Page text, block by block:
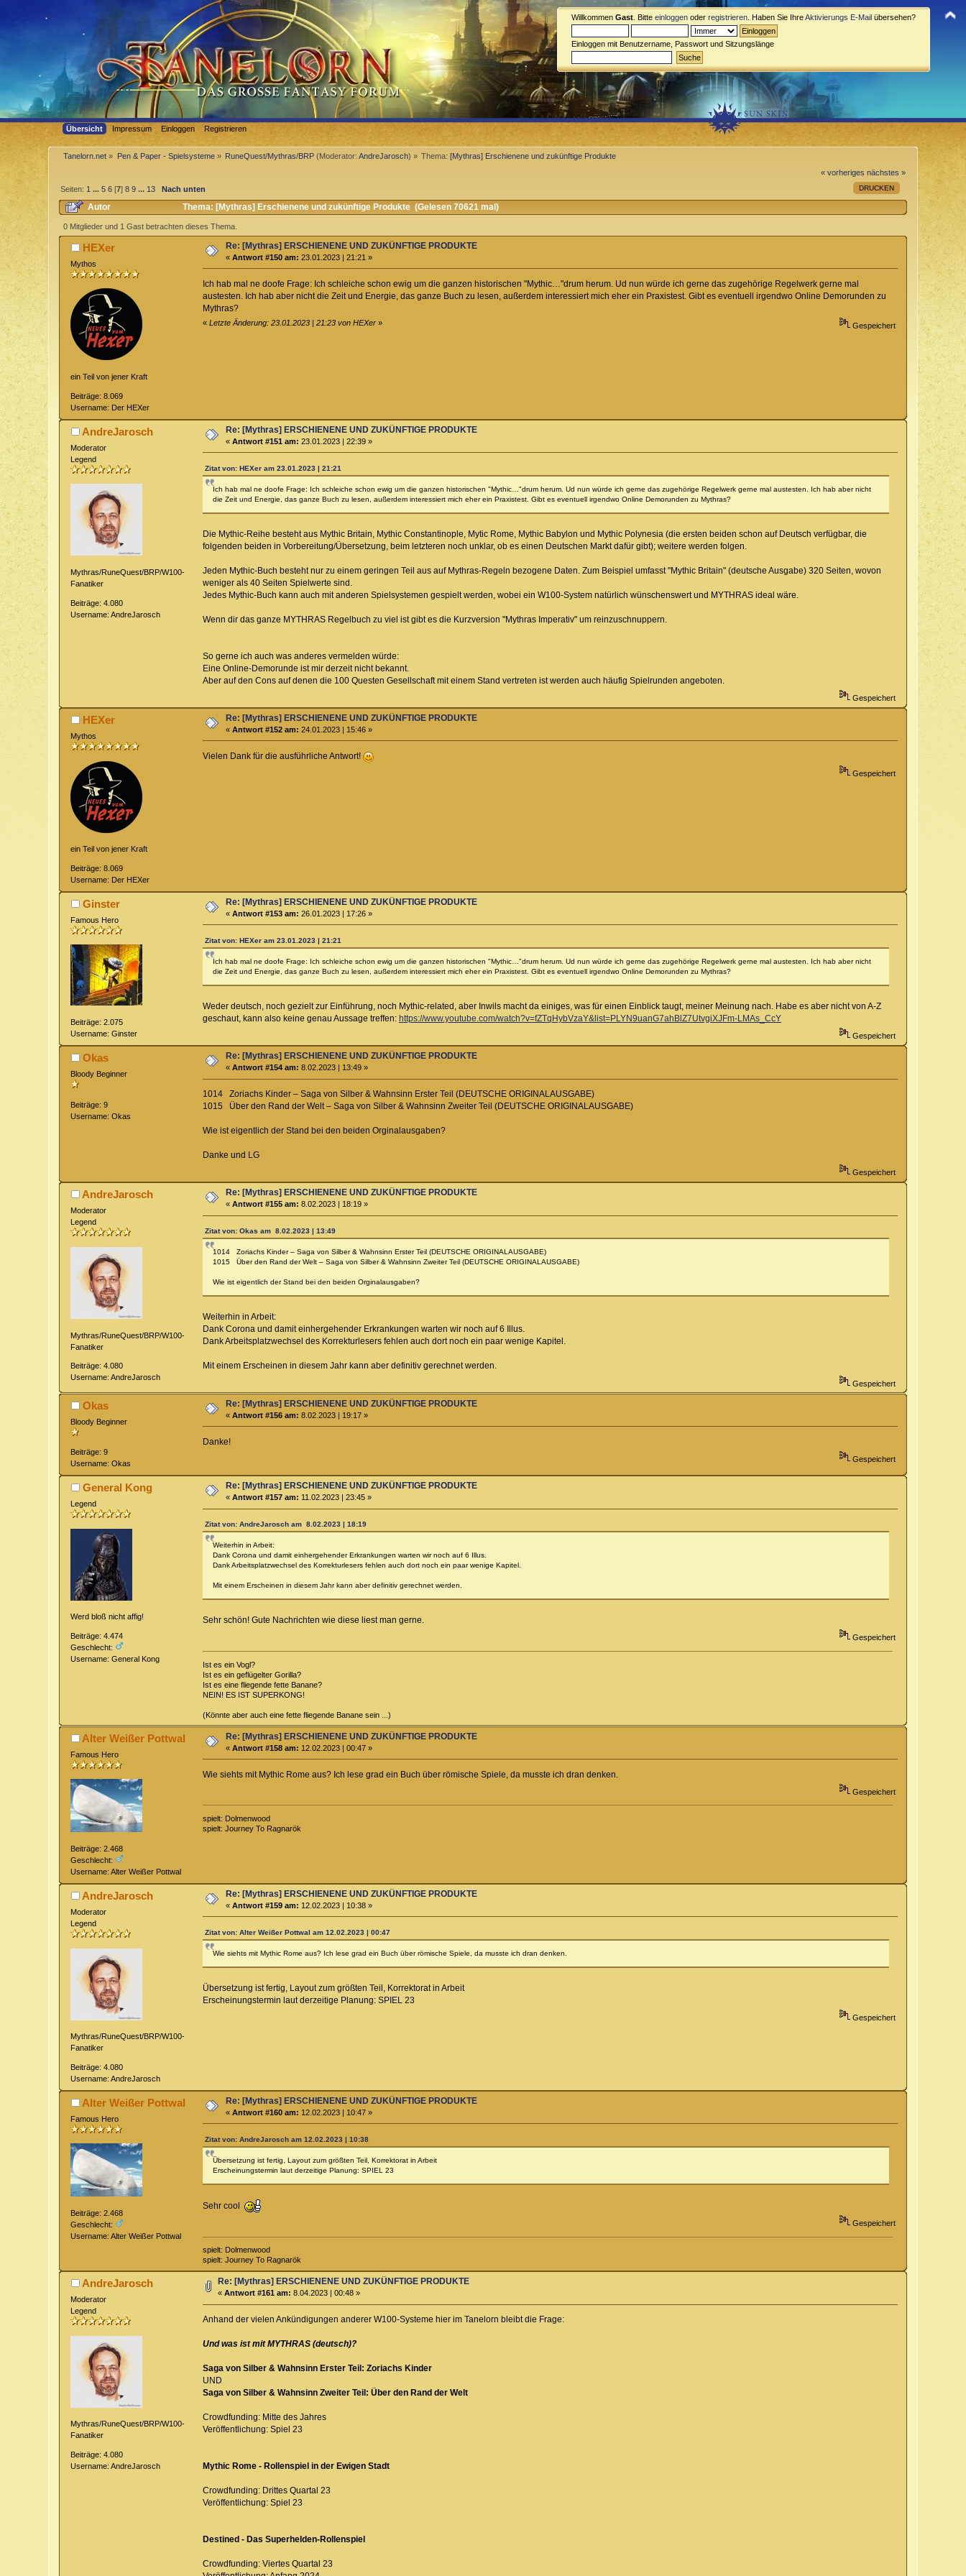
Willkommen Gast . Bitte einloggen oder registrieren . Haben Sie IhreAktivierungs E-Mail übersehen?
Einloggen mit Benutzername, Passwort und Sitzungslänge
Übersicht Impressum Einloggen Registrieren
Tanelorn.net » Pen & Paper - Spielsysteme» RuneQuest/Mythras/BRP (Moderator:AndreJarosch) » Thema:[Mythras] Erschienene und zukünftige Produkte
« vorheriges nächstes »
DRUCKEN
Seiten: 1 ...5 6 [7]8 9 ... 13 Nach unten
Autor Thema: [Mythras] Erschienene und zukünftige Produkte (Gelesen 70621 mal)
0 Mitglieder und 1 Gast betrachten dieses Thema.
HEXer
Mythos
ein Teil von jener Kraft
Beiträge: 8.069
Username: Der HEXer
Re: [Mythras] ERSCHIENENE UND ZUKÜNFTIGE PRODUKTE
«Antwort #150 am: 23.01.2023 | 21:21 »
Ich hab mal ne doofe Frage: Ich schleiche schon ewig um die ganzen historischen "Mythic…"drum herum. Ud nun würde ich gerne das zugehörige Regelwerk gerne mal
austesten. Ich hab aber nicht die Zeit und Energie, das ganze Buch zu lesen, außerdem interessiert mich eher ein Praxistest. Gibt es eventuell irgendwo Online Demorunden zu
Mythras?
« Letzte Änderung: 23.01.2023 | 21:23 von HEXer» Gespeichert
AndreJarosch
Moderator
Legend
Mythras/RuneQuest/BRP/W100-
Fanatiker
Beiträge: 4.080
Username: AndreJarosch
Re: [Mythras] ERSCHIENENE UND ZUKÜNFTIGE PRODUKTE
«Antwort #151 am: 23.01.2023 | 22:39 »
Zitat von: HEXer am 23.01.2023 | 21:21
Ich hab mal ne doofe Frage: Ich schleiche schon ewig um die ganzen historischen "Mythic…"drum herum. Ud nun würde ich gerne das zugehörige Regelwerk gerne mal austesten. Ich hab aber nicht
die Zeit und Energie, das ganze Buch zu lesen, außerdem interessiert mich eher ein Praxistest. Gibt es eventuell irgendwo Online Demorunden zu Mythras?
Die Mythic-Reihe besteht aus Mythic Britain, Mythic Constantinople, Mytic Rome, Mythic Babylon und Mythic Polynesia (die ersten beiden schon auf Deutsch verfügbar, die
folgenden beiden in Vorbereitung/Übersetzung, beim letzteren noch unklar, ob es einen Deutschen Markt dafür gibt); weitere werden folgen.
Jeden Mythic-Buch besteht nur zu einem geringen Teil aus auf Mythras-Regeln bezogene Daten. Zum Beispiel umfasst "Mythic Britain" (deutsche Ausgabe) 320 Seiten, wovon
weniger als 40 Seiten Spielwerte sind.
Jedes Mythic-Buch kann auch mit anderen Spielsystemen gespielt werden, wobei ein W100-System natürlich wünschenswert und MYTHRAS ideal wäre.
Wenn dir das ganze MYTHRAS Regelbuch zu viel ist gibt es die Kurzversion "Mythras Imperativ" um reinzuschnuppern.
So gerne ich auch was anderes vermelden würde:
Eine Online-Demorunde ist mir derzeit nicht bekannt.
Aber auf den Cons auf denen die 100 Questen Gesellschaft mit einem Stand vertreten ist werden auch häufig Spielrunden angeboten.
Gespeichert
HEXer
Mythos
ein Teil von jener Kraft
Beiträge: 8.069
Username: Der HEXer
Re: [Mythras] ERSCHIENENE UND ZUKÜNFTIGE PRODUKTE
«Antwort #152 am: 24.01.2023 | 15:46 »
Vielen Dank für die ausführliche Antwort!
Gespeichert
Ginster
Famous Hero
Beiträge: 2.075
Username: Ginster
Re: [Mythras] ERSCHIENENE UND ZUKÜNFTIGE PRODUKTE
«Antwort #153 am: 26.01.2023 | 17:26 »
Zitat von: HEXer am 23.01.2023 | 21:21
Ich hab mal ne doofe Frage: Ich schleiche schon ewig um die ganzen historischen "Mythic…"drum herum. Ud nun würde ich gerne das zugehörige Regelwerk gerne mal austesten. Ich hab aber nicht
die Zeit und Energie, das ganze Buch zu lesen, außerdem interessiert mich eher ein Praxistest. Gibt es eventuell irgendwo Online Demorunden zu Mythras?
Weder deutsch, noch gezielt zur Einführung, noch Mythic-related, aber Inwils macht da einiges, was für einen Einblick taugt, meiner Meinung nach. Habe es aber nicht von A-Z
geschaut, kann also keine genau Aussage treffen: https://www.youtube.com/watch?v=fZTqHybVzaY&list=PLYN9uanG7ahBlZ7UtvgiXJFm-LMAs_CcY
Gespeichert
Okas
Bloody Beginner
Beiträge: 9
Username: Okas
Re: [Mythras] ERSCHIENENE UND ZUKÜNFTIGE PRODUKTE
«Antwort #154 am: 8.02.2023 | 13:49 »
1014 Zoriachs Kinder – Saga von Silber & Wahnsinn Erster Teil (DEUTSCHE ORIGINALAUSGABE)
1015 Über den Rand der Welt – Saga von Silber & Wahnsinn Zweiter Teil (DEUTSCHE ORIGINALAUSGABE)
Wie ist eigentlich der Stand bei den beiden Orginalausgaben?
Danke und LG
Gespeichert
AndreJarosch
Moderator
Legend
Mythras/RuneQuest/BRP/W100-
Fanatiker
Beiträge: 4.080
Username: AndreJarosch
Re: [Mythras] ERSCHIENENE UND ZUKÜNFTIGE PRODUKTE
«Antwort #155 am: 8.02.2023 | 18:19 »
Zitat von: Okas am 8.02.2023 | 13:49
1014 Zoriachs Kinder – Saga von Silber & Wahnsinn Erster Teil (DEUTSCHE ORIGINALAUSGABE)
1015 Über den Rand der Welt – Saga von Silber & Wahnsinn Zweiter Teil (DEUTSCHE ORIGINALAUSGABE)
Wie ist eigentlich der Stand bei den beiden Orginalausgaben?
Weiterhin in Arbeit:
Dank Corona und damit einhergehender Erkrankungen warten wir noch auf 6 Illus.
Dank Arbeitsplatzwechsel des Korrekturlesers fehlen auch dort noch ein paar wenige Kapitel.
Mit einem Erscheinen in diesem Jahr kann aber definitiv gerechnet werden.
Gespeichert
Okas
Bloody Beginner
Beiträge: 9
Username: Okas
Re: [Mythras] ERSCHIENENE UND ZUKÜNFTIGE PRODUKTE
«Antwort #156 am: 8.02.2023 | 19:17 »
Danke!
Gespeichert
General Kong
Legend
Werd bloß nicht affig!
Beiträge: 4.474
Geschlecht:
Username: General Kong
Re: [Mythras] ERSCHIENENE UND ZUKÜNFTIGE PRODUKTE
«Antwort #157 am: 11.02.2023 | 23:45 »
Zitat von: AndreJarosch am 8.02.2023 | 18:19
Weiterhin in Arbeit:
Dank Corona und damit einhergehender Erkrankungen warten wir noch auf 6 Illus.
Dank Arbeitsplatzwechsel des Korrekturlesers fehlen auch dort noch ein paar wenige Kapitel.
Mit einem Erscheinen in diesem Jahr kann aber definitiv gerechnet werden.
Sehr schön! Gute Nachrichten wie diese liest man gerne.
Gespeichert
Ist es ein Vogl?
Ist es ein geflügelter Gorilla?
Ist es eine fliegende fette Banane?
NEIN! ES IST SUPERKONG!
(Könnte aber auch eine fette fliegende Banane sein ...)
Alter Weißer Pottwal
Famous Hero
Beiträge: 2.468
Geschlecht:
Username: Alter Weißer Pottwal
Re: [Mythras] ERSCHIENENE UND ZUKÜNFTIGE PRODUKTE
«Antwort #158 am: 12.02.2023 | 00:47 »
Wie siehts mit Mythic Rome aus? Ich lese grad ein Buch über römische Spiele, da musste ich dran denken.
Gespeichert
spielt: Dolmenwood
spielt: Journey To Ragnarök
AndreJarosch
Moderator
Legend
Mythras/RuneQuest/BRP/W100-
Fanatiker
Beiträge: 4.080
Username: AndreJarosch
Re: [Mythras] ERSCHIENENE UND ZUKÜNFTIGE PRODUKTE
«Antwort #159 am: 12.02.2023 | 10:38 »
Zitat von: Alter Weißer Pottwal am 12.02.2023 | 00:47
Wie siehts mit Mythic Rome aus? Ich lese grad ein Buch über römische Spiele, da musste ich dran denken.
Übersetzung ist fertig, Layout zum größten Teil, Korrektorat in Arbeit
Erscheinungstermin laut derzeitige Planung: SPIEL 23
Gespeichert
Alter Weißer Pottwal
Famous Hero
Beiträge: 2.468
Geschlecht:
Username: Alter Weißer Pottwal
Re: [Mythras] ERSCHIENENE UND ZUKÜNFTIGE PRODUKTE
«Antwort #160 am: 12.02.2023 | 10:47 »
Zitat von: AndreJarosch am 12.02.2023 | 10:38
Übersetzung ist fertig, Layout zum größten Teil, Korrektorat in Arbeit
Erscheinungstermin laut derzeitige Planung: SPIEL 23
Sehr cool
Gespeichert
spielt: Dolmenwood
spielt: Journey To Ragnarök
AndreJarosch
Moderator
Legend
Mythras/RuneQuest/BRP/W100-
Fanatiker
Beiträge: 4.080
Username: AndreJarosch
Re: [Mythras] ERSCHIENENE UND ZUKÜNFTIGE PRODUKTE
«Antwort #161 am: 8.04.2023 | 00:48 »
Anhand der vielen Ankündigungen anderer W100-Systeme hier im Tanelorn bleibt die Frage:
Und was ist mit MYTHRAS (deutsch)?
Saga von Silber & Wahnsinn Erster Teil: Zoriachs Kinder
UND
Saga von Silber & Wahnsinn Zweiter Teil: Über den Rand der Welt
Crowdfunding: Mitte des Jahres
Veröffentlichung: Spiel 23
Mythic Rome - Rollenspiel in der Ewigen Stadt
Crowdfunding: Drittes Quartal 23
Veröffentlichung: Spiel 23
Destined - Das Superhelden-Rollenspiel
Crowdfunding: Viertes Quartal 23